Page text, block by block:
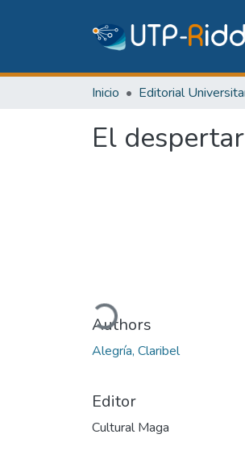
Inicio
El despertar
Cargando...
Authors
Alegría, Claribel
Editor
Cultural Maga